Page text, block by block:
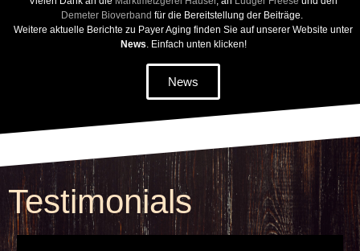
Demeter Bioverband für die Bereitstellung der Beiträge.
Weitere aktuelle Berichte zu Payer Aging finden Sie auf unserer Website unter
News. Einfach unten klicken!
News
Testimonials